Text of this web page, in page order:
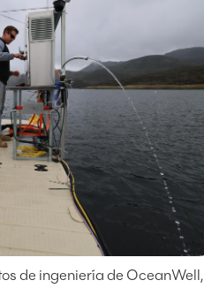
de ingeniería de OceanWell,